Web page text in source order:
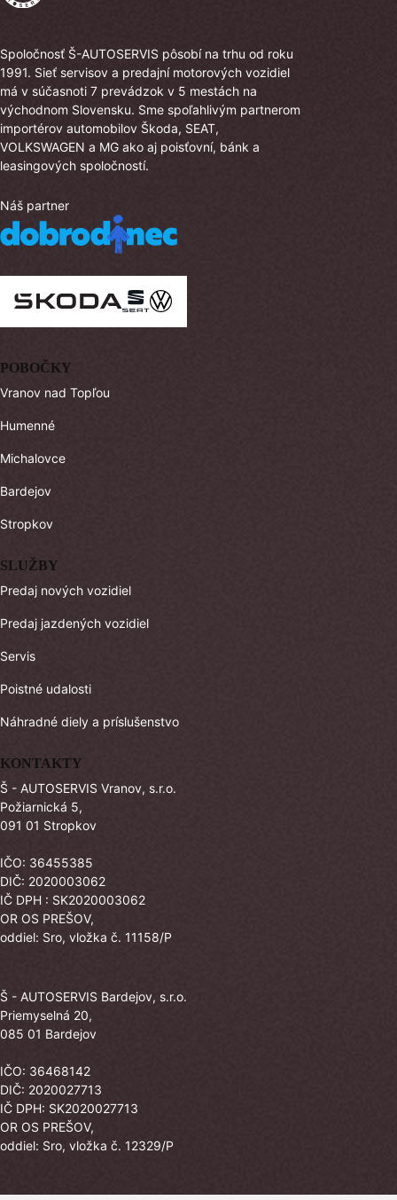
Spoločnosť Š-AUTOSERVIS pôsobí na trhu od roku
1991. Sieť servisov a predajní motorových vozidiel
má v súčasnoti 7 prevádzok v 5 mestách na
východnom Slovensku. Sme spoľahlivým partnerom
importérov automobilov Škoda, SEAT,
VOLKSWAGEN a MG ako aj poisťovní, bánk a
leasingových spoločností.
Náš partner
POBOČKY
Vranov nad Topľou
Humenné
Michalovce
Bardejov
Stropkov
SLUŽBY
Predaj nových vozidiel
Predaj jazdených vozidiel
Servis
Poistné udalosti
Náhradné diely a príslušenstvo
KONTAKTY
Š - AUTOSERVIS Vranov, s.r.o.
Požiarnická 5,
091 01 Stropkov
IČO: 36455385
DIČ: 2020003062
IČ DPH : SK2020003062
OR OS PREŠOV,
oddiel: Sro, vložka č. 11158/P
Š - AUTOSERVIS Bardejov, s.r.o.
Priemyselná 20,
085 01 Bardejov
IČO: 36468142
DIČ: 2020027713
IČ DPH: SK2020027713
OR OS PREŠOV,
oddiel: Sro, vložka č. 12329/P